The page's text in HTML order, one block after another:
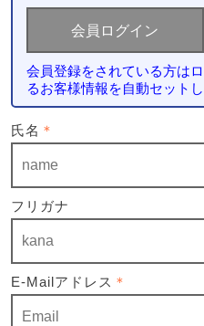
会員登録をされている方は
るお客様情報を自動セットし
氏名 ＊
フリガナ
E-Mailアドレス ＊